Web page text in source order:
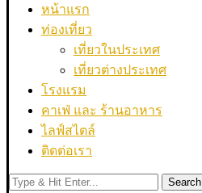
หน้าแรก
ท่องเที่ยว
เที่ยวในประเทศ
เที่ยวต่างประเทศ
โรงแรม
คาเฟ่ และ ร้านอาหาร
ไลฟ์สไตล์
ติดต่อเรา
Search